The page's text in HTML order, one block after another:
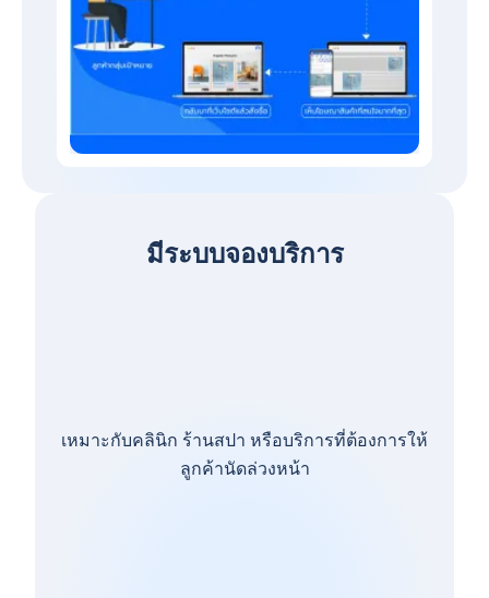
มีระบบจองบริการ
เหมาะกับคลินิก ร้านสปา หรือบริการที่ต้องการให้
ลูกค้านัดล่วงหน้า